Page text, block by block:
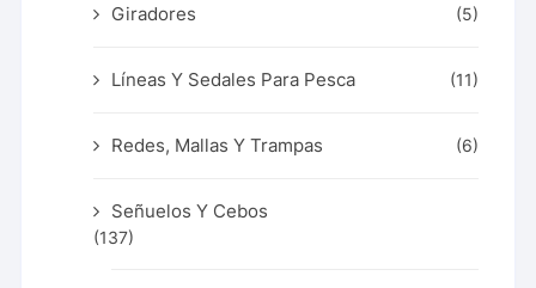
Giradores (5)
Líneas Y Sedales Para Pesca (11)
Redes, Mallas Y Trampas (6)
Señuelos Y Cebos
(137)